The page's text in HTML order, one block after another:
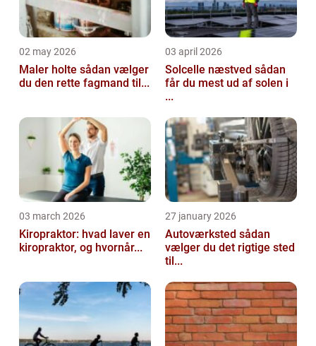
02 may 2026
Maler holte sådan vælger
du den rette fagmand til...
03 april 2026
Solcelle næstved sådan
får du mest ud af solen i
...
03 march 2026
Kiropraktor: hvad laver en
kiropraktor, og hvornår...
27 january 2026
Autoværksted sådan
vælger du det rigtige sted
til...